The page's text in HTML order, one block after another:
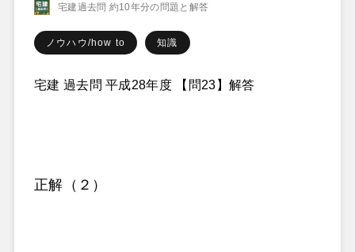
宅建過去問 約10年分の問題と解答
ノウハウ/how to 知識
宅建 過去問 平成28年度 【問23】解答
正解（２）